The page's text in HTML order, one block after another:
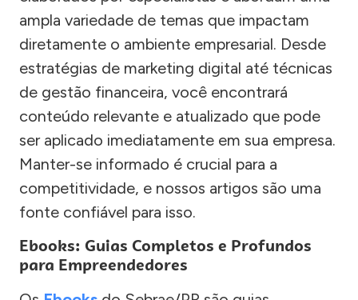
ampla variedade de temas que impactam
diretamente o ambiente empresarial. Desde
estratégias de marketing digital até técnicas
de gestão financeira, você encontrará
conteúdo relevante e atualizado que pode
ser aplicado imediatamente em sua empresa.
Manter-se informado é crucial para a
competitividade, e nossos artigos são uma
fonte confiável para isso.
Ebooks: Guias Completos e Profundos
para Empreendedores